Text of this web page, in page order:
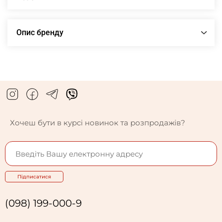
Опис бренду
Хочеш бути в курсі новинок та розпродажів?
Підписатися
(098) 199-000-9